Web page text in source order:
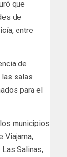
que
de
entre
de
salas
para el
municipios
Viajama,
Las Salinas,